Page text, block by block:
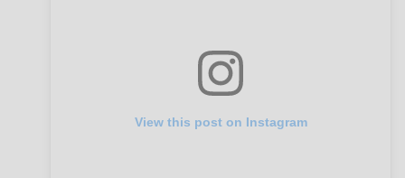
View this post on Instagram